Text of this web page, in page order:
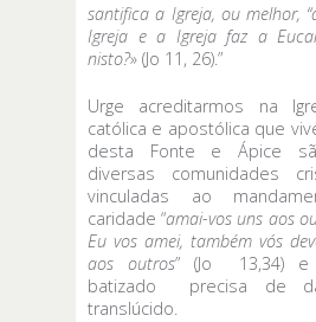
santifica a Igreja, ou melhor,
Igreja e a Igreja faz a
nisto?» (Jo 11, 26).”
Urge acreditarmos na
católica e apostólica que
desta Fonte e Ápice
diversas comunidades
vinculadas ao
caridade “amai-vos uns aos
Eu vos amei, também vós
aos outros” (Jo 13,34)
batizado precisa de
translúcido.